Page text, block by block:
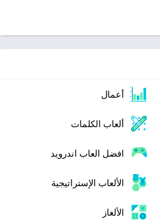
أعمال
ألعاب الكلمات
افضل العاب اندرويد
الألعاب الإستراتيجية
الألغاز